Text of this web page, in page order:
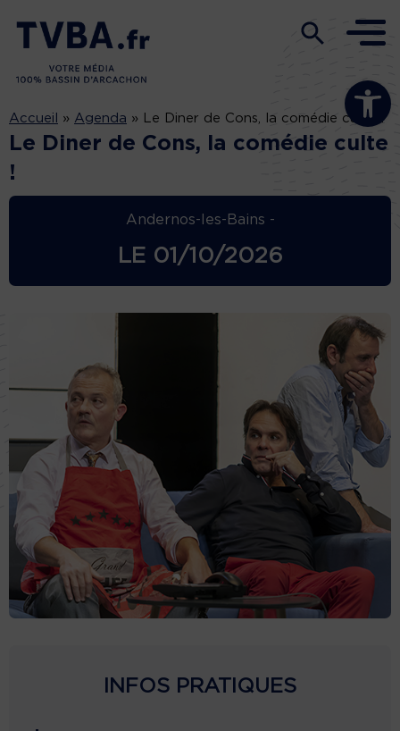
Ouvrir la
Accueil » Agenda » Le Diner de Cons, la comédie culte !
Le Diner de Cons, la comédie culte
!
Andernos-les-Bains -
LE 01/10/2026
INFOS PRATIQUES